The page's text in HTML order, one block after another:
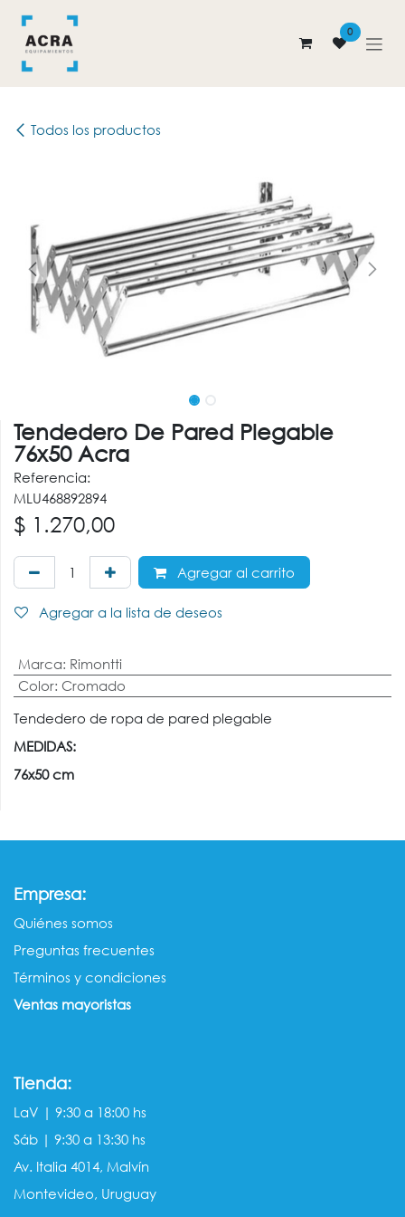
0
Todos los productos
Tendedero De Pared Plegable
76x50 Acra
Referencia:
MLU468892894
$ 1.270,00
Agregar al carrito
Agregar a la lista de deseos
Marca: Rimontti
Color: Cromado
Tendedero de ropa de pared plegable
MEDIDAS:
76x50 cm
Empresa:
Quiénes somos​​
Preguntas frecuentes
Términos y condiciones
Ventas mayorista​s
Tienda:
LaV | 9:30 a 18:00 hs
Sáb | 9:30 a 13:30 hs
Av. Italia 4014, Malvín
Montevideo, Uruguay